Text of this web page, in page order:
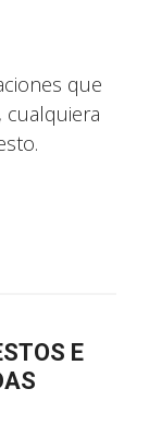
que
cualquiera
E